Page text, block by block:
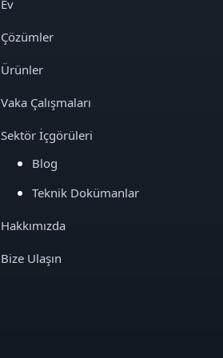
Ev
Çözümler
Ürünler
Vaka Çalışmaları
Sektör İçgörüleri
Blog
Teknik Dokümanlar
Hakkımızda
Bize Ulaşın